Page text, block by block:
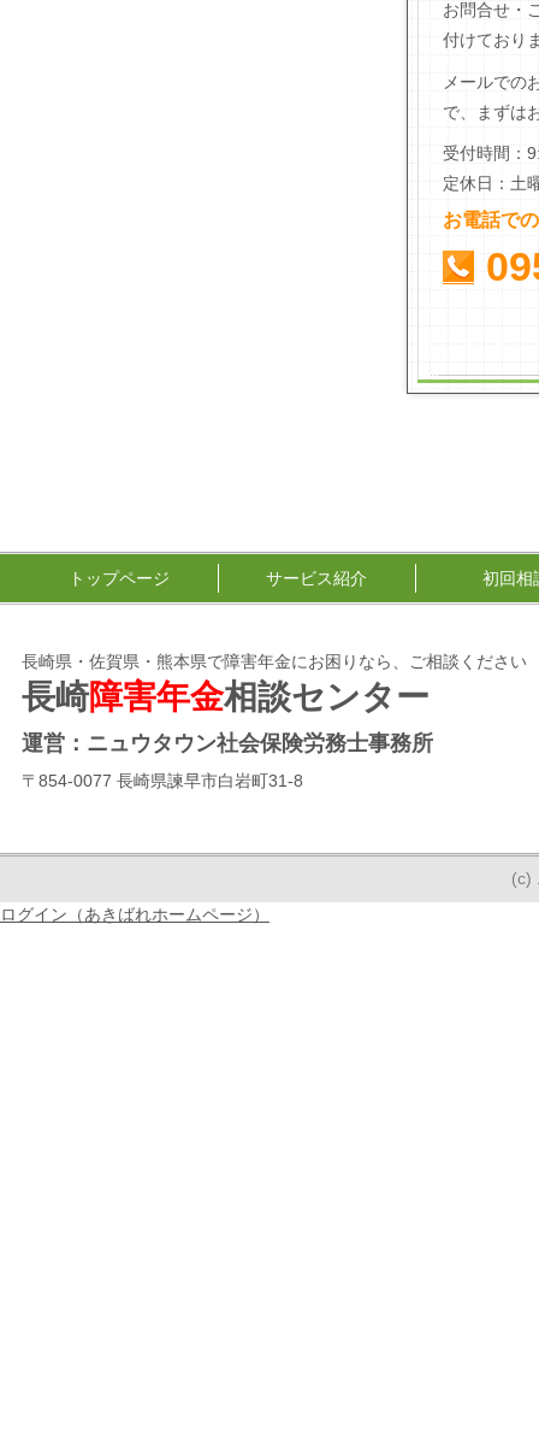
お問合せ・
付けており
メールでの
で、まずは
受付時間：
定休日：土
お電話で
トップページ サービス紹介 初回相
長崎県・佐賀県・熊本県で障害年金にお困りなら、ご相談ください
長崎障害年金相談センター
運営：ニュウタウン社会保険労務士事務所
〒854-0077 長崎県諫早市白岩町31-8
(c)
ログイン（あきばれホームページ）